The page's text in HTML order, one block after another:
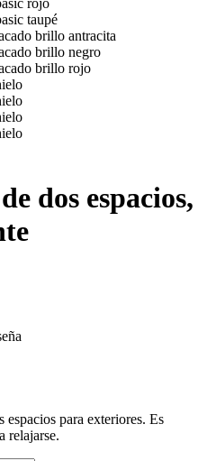
dos espacios,
para exteriores. Es
relajarse.